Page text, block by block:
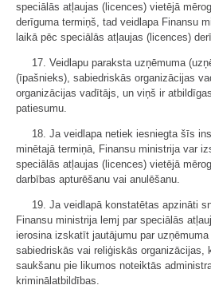
speciālās atļaujas (licences) vietējā
derīguma termiņš, tad veidlapa Finansu
laikā pēc speciālās atļaujas (licences)
17. Veidlapu paraksta uzņēmuma
(īpašnieks), sabiedriskās organizācijas
organizācijas vadītājs, un viņš ir
patiesumu.
18. Ja veidlapa netiek iesniegta šīs
minētajā termiņā, Finansu ministrija var
speciālās atļaujas (licences) vietējā
darbības apturēšanu vai anulēšanu.
19. Ja veidlapā konstatētas apzināti
Finansu ministrija lemj par speciālās
ierosina izskatīt jautājumu par
sabiedriskās vai reliģiskās organizācijas,
saukšanu pie likumos noteiktās
kriminālatbildības.